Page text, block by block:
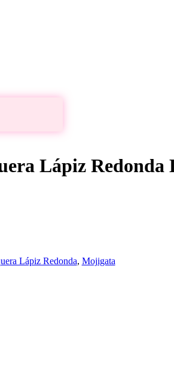
Lápiz
Lápiz Redonda, Mojigata